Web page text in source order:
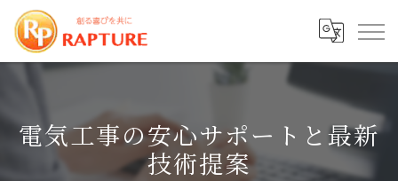
電気工事の安心サポートと最新
技術提案